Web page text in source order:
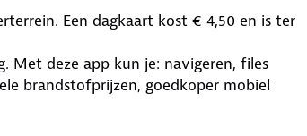
Een dagkaart kost € 4,50 en is ter
Met deze app kun je: navigeren, files
brandstofprijzen, goedkoper mobiel